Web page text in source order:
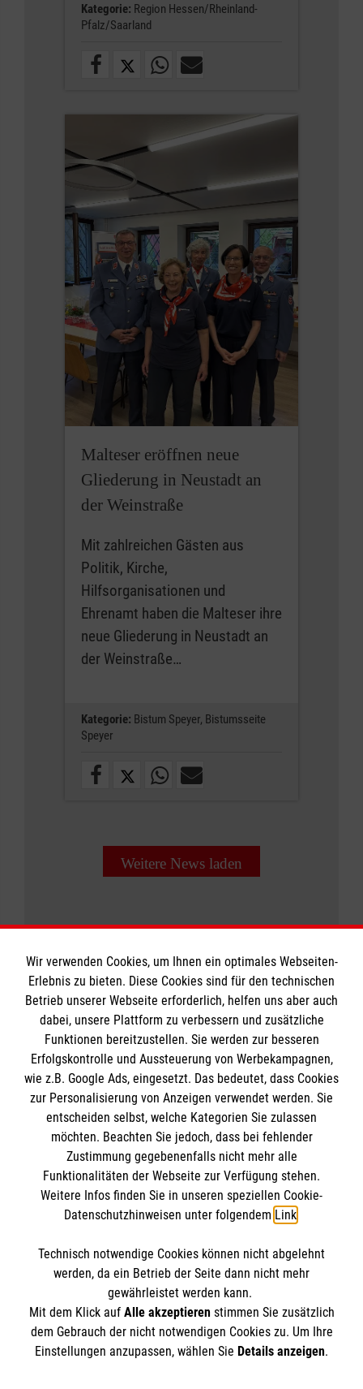
Kategorie: Region Hessen/Rheinland-
Pfalz/Saarland
Malteser eröffnen neue
Gliederung in Neustadt an
der Weinstraße
Mit zahlreichen Gästen aus
Politik, Kirche,
Hilfsorganisationen und
Ehrenamt haben die Malteser ihre
neue Gliederung in Neustadt an
der Weinstraße…
Kategorie: Bistum Speyer, Bistumsseite
Speyer
Weitere News laden
Informationen
Impressum
Datenschutz
Barrierefreiheit
Kontakt
Medizinproduktesicherheit
Die Malteser
Malteser in Deutschland
Malteserorden
Sharepoint
Spendenkonto
Pax-Bank für Kirche und Caritas eG
IBAN: DE953 7060120120 1220307
BIC: GENODED1PA7
So finden Sie uns
Auf dem Immel 7A
67685 Weilerbach
Der Malteser Hilfsdienst e.V. ist als eingetragene
Wir verwenden Cookies, um Ihnen ein optimales Webseiten-
Erlebnis zu bieten. Diese Cookies sind für den technischen
Betrieb unserer Webseite erforderlich, helfen uns aber auch
dabei, unsere Plattform zu verbessern und zusätzliche
Funktionen bereitzustellen. Sie werden zur besseren
Erfolgskontrolle und Aussteuerung von Werbekampagnen,
wie z.B. Google Ads, eingesetzt. Das bedeutet, dass Cookies
zur Personalisierung von Anzeigen verwendet werden. Sie
entscheiden selbst, welche Kategorien Sie zulassen
möchten. Beachten Sie jedoch, dass bei fehlender
Zustimmung gegebenenfalls nicht mehr alle
Funktionalitäten der Webseite zur Verfügung stehen.
Weitere Infos finden Sie in unseren speziellen Cookie-
Datenschutzhinweisen unter folgendem Link.
Technisch notwendige Cookies können nicht abgelehnt
werden, da ein Betrieb der Seite dann nicht mehr
gewährleistet werden kann.
Mit dem Klick auf Alle akzeptierenstimmen Sie zusätzlich
dem Gebrauch der nicht notwendigen Cookies zu. Um Ihre
Einstellungen anzupassen, wählen Sie Details anzeigen.